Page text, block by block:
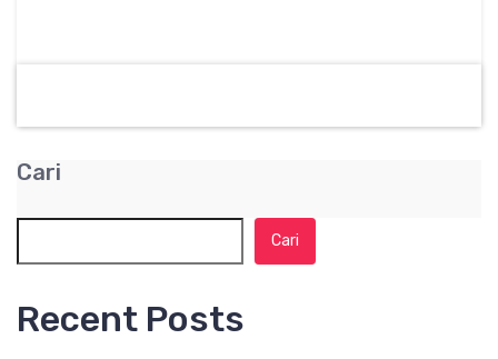
Cari
Cari
Recent Posts